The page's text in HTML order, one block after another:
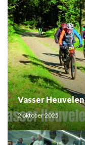
2 oktober 2025